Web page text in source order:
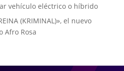
vehículo eléctrico o híbrido
(KRIMINAL)», el nuevo
Afro Rosa